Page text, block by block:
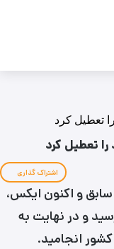
تعطیل کرد
اشتراک گذاری
و اکنون ایکس،
و در نهایت به
انجامید.